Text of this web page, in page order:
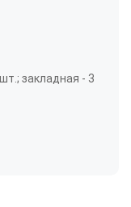
закладная - 3